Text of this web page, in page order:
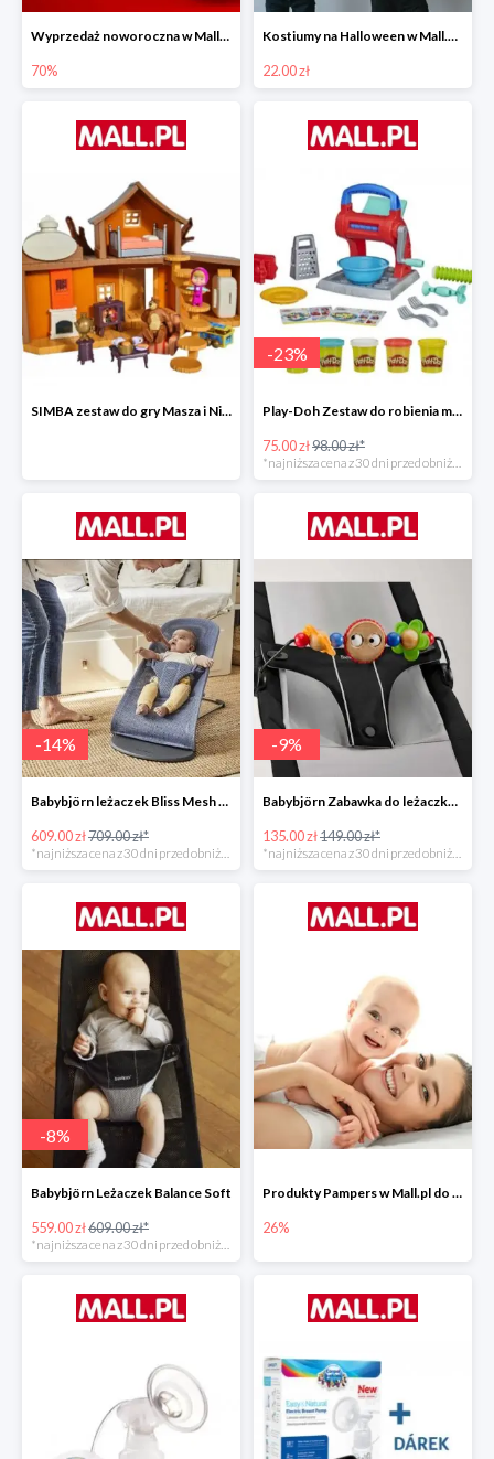
Wyprzedaż noworoczna w Mall.pl do -70%
70%
Kostiumy na Halloween w Mall.pl od 22 zł
22.00 zł
SIMBA zestaw do gry Masza i Niedźwiedź - Duży dom Maszy -15%
-23%
Play-Doh Zestaw do robienia makaronów -23%
75.00 zł98.00 zł*
-14%
Babybjörn leżaczek Bliss Mesh State Blue
609.00 zł709.00 zł*
*najniższa cena z 30 dni przed obniżką
-9%
Babybjörn Zabawka do leżaczka Balance
135.00 zł149.00 zł*
*najniższa cena z 30 dni przed obniżką
-8%
Babybjörn Leżaczek Balance Soft
559.00 zł609.00 zł*
Produkty Pampers w Mall.pl do -26%
26%